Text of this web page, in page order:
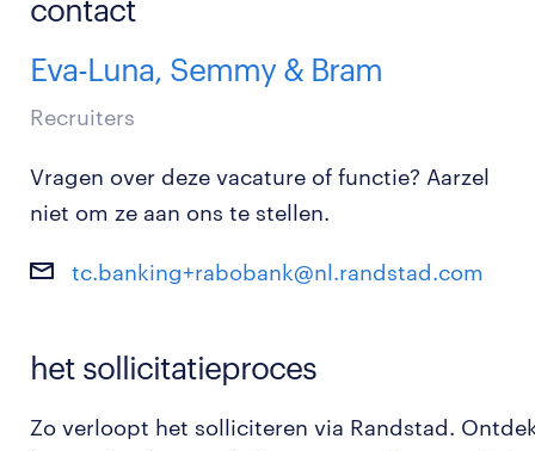
contact
Eva-Luna, Semmy & Bram
Recruiters
Vragen over deze vacature of functie? Aarzel
niet om ze aan ons te stellen.
tc.banking+rabobank@nl.randstad.com
het sollicitatieproces
Zo verloopt het solliciteren via Randstad.